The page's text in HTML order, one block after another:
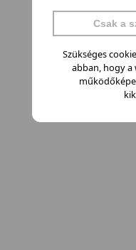
Csak a
Szükséges
abban, hogy a